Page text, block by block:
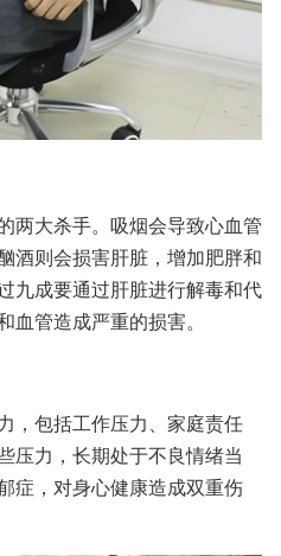
两大杀手。吸烟会导致心血管
酒则会损害肝脏，增加肥胖和
九成要通过肝脏进行解毒和代
血管造成严重的损害。
，包括工作压力、家庭责任
压力，长期处于不良情绪当
症，对身心健康造成双重伤